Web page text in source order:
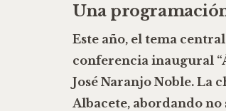
Una
Este año, el tema
conferencia inaugural
José Naranjo Noble. La
Albacete, abordando